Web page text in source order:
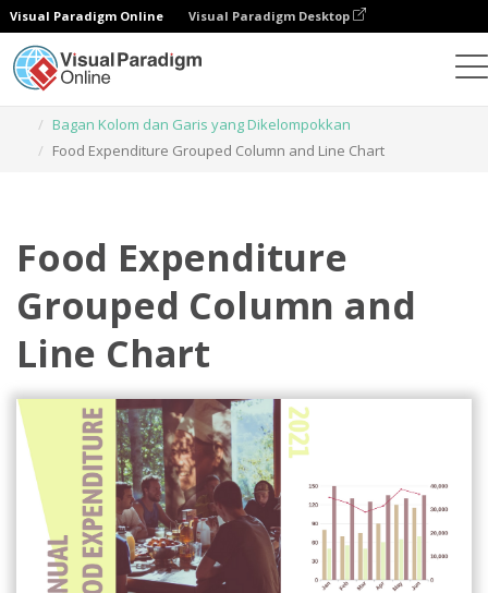
Visual Paradigm Online Visual Paradigm Desktop
Bagan Kolom dan Garis yang Dikelompokkan
Food Expenditure Grouped Column and Line Chart
Food Expenditure
Grouped Column and
Line Chart